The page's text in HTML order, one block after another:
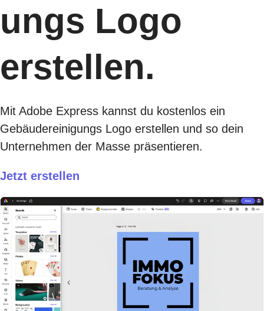
ungs Logo
erstellen.
Mit Adobe Express kannst du kostenlos ein
Gebäudereinigungs Logo erstellen und so dein
Unternehmen der Masse präsentieren.
Jetzt erstellen